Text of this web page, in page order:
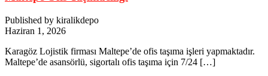
Published by kiralikdepo
Haziran 1, 2026
Karagöz Lojistik firması Maltepe’de ofis taşıma işleri yapmaktadır.
Maltepe’de asansörlü, sigortalı ofis taşıma için 7/24 […]